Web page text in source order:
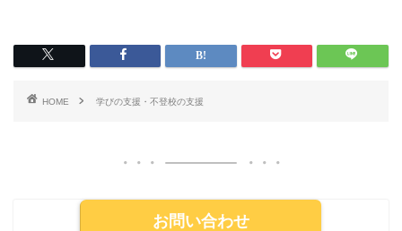
HOME 学びの支援・不登校の支援
お問い合わせ